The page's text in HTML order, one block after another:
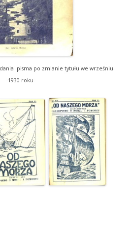
pisma po zmianie tytułu we wrześniu
1930 roku